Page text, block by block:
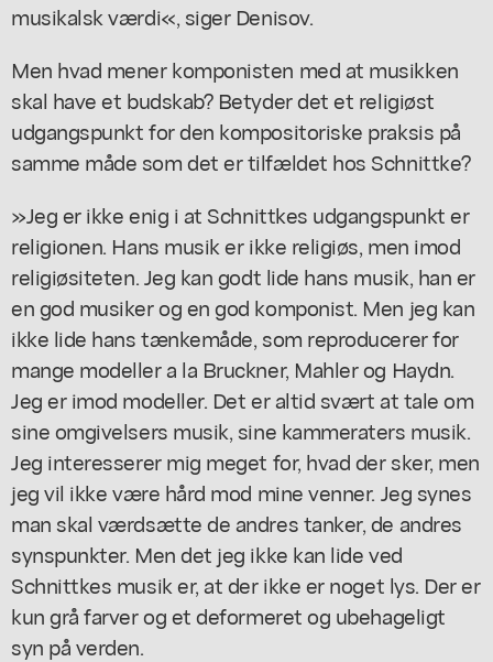
musikalsk værdi«, siger Denisov.
Men hvad mener komponisten med at musikken
skal have et budskab? Betyder det et religiøst
udgangspunkt for den kompositoriske praksis på
samme måde som det er tilfældet hos Schnittke?
»Jeg er ikke enig i at Schnittkes udgangspunkt er
religionen. Hans musik er ikke religiøs, men imod
religiøsiteten. Jeg kan godt lide hans musik, han er
en god musiker og en god komponist. Men jeg kan
ikke lide hans tænkemåde, som reproducerer for
mange modeller a la Bruckner, Mahler og Haydn.
Jeg er imod modeller. Det er altid svært at tale om
sine omgivelsers musik, sine kammeraters musik.
Jeg interesserer mig meget for, hvad der sker, men
jeg vil ikke være hård mod mine venner. Jeg synes
man skal værdsætte de andres tanker, de andres
synspunkter. Men det jeg ikke kan lide ved
Schnittkes musik er, at der ikke er noget lys. Der er
kun grå farver og et deformeret og ubehageligt
syn på verden.